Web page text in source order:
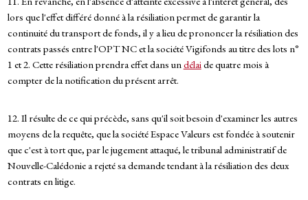
lors que l'effet différé donné à la résiliation permet de garantir la
continuité du transport de fonds, il y a lieu de prononcer la résiliation des
contrats passés entre l'OPT NC et la société Vigifonds au titre des lots n°
1 et 2. Cette résiliation prendra effet dans undélaide quatre mois à
compter de la notification du présent arrêt.
12. Il résulte de ce qui précède, sans qu'il soit besoin d'examiner les autres
moyens de la requête, que la société Espace Valeurs est fondée à soutenir
que c'est à tort que, par le jugement attaqué, le tribunal administratif de
Nouvelle-Calédonie a rejeté sa demande tendant à la résiliation des deux
contrats en litige.